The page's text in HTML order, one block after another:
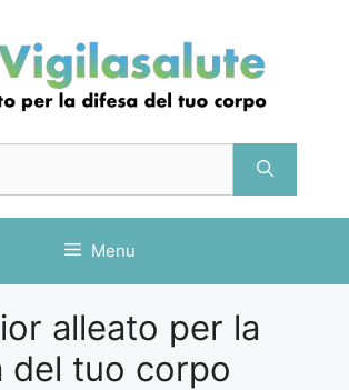
Menu
alleato per la
del tuo corpo